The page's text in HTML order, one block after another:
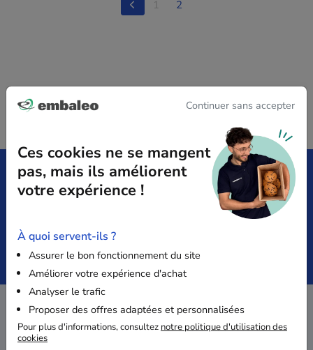
1 2
Livraison offerte
Satisfait
ou remboursé
Paiement
Continuer sans accepter
Ces cookies ne se mangent
pas, mais ils améliorent
votre expérience !
À quoi servent-ils ?
Assurer le bon fonctionnement du site
Améliorer votre expérience d'achat
Analyser le trafic
Proposer des offres adaptées et personnalisées
Pour plus d'informations, consultez notre politique d'utilisation des
cookies